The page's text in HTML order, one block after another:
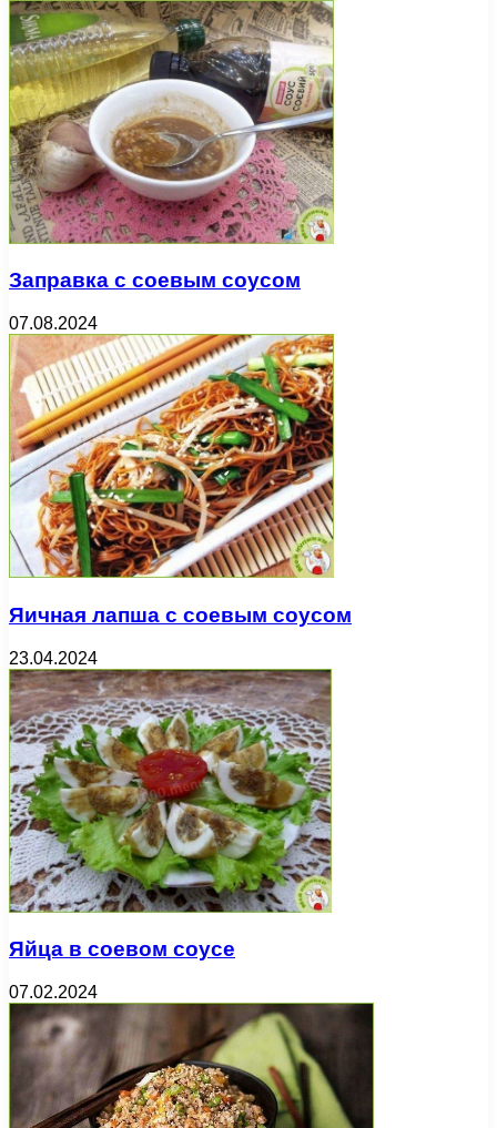
Заправка с соевым соусом
07.08.2024
Яичная лапша с соевым соусом
23.04.2024
Яйца в соевом соусе
07.02.2024